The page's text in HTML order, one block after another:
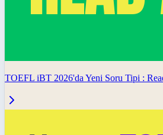
TOEFL iBT 2026'da Yeni Soru Tipi :